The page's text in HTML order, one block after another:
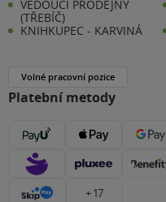
VEDOUCÍ PRODEJNY
(TŘEBÍČ)
KNIHKUPEC - KARVINÁ
Volné pracovní pozice
Platební metody
+ 17